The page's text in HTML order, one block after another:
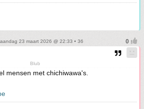
23 maart 2026 @ 22:33 • 36
Blub
mensen met chichiwawa's.